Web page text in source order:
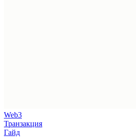
Web3
Транзакция
Гайд